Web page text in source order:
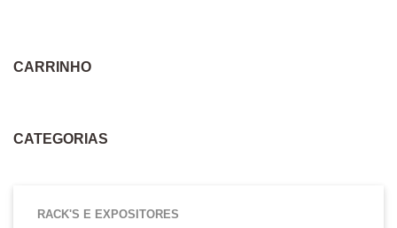
CARRINHO
CATEGORIAS
RACK'S E EXPOSITORES